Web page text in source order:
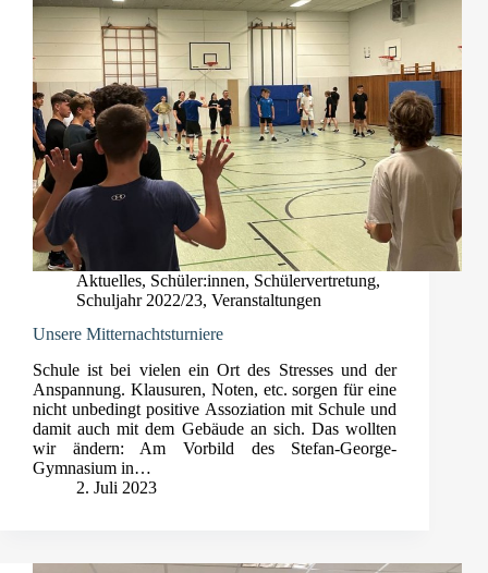
Aktuelles, Schüler:innen, Schülervertretung,
Schuljahr 2022/23, Veranstaltungen
Unsere Mitternachtsturniere
Schule ist bei vielen ein Ort des Stresses und der
Anspannung. Klausuren, Noten, etc. sorgen für eine
nicht unbedingt positive Assoziation mit Schule und
damit auch mit dem Gebäude an sich. Das wollten
wir ändern: Am Vorbild des Stefan-George-
Gymnasium in…
2. Juli 2023